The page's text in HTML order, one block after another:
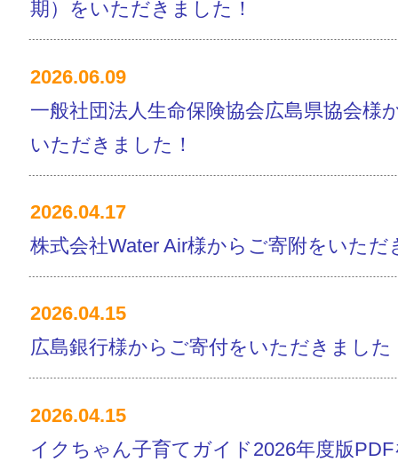
期）をいただきました！
2026.06.09
一般社団法人生命保険協会広島県協会様
いただきました！
2026.04.17
株式会社Water Air様からご寄附をいただ
2026.04.15
広島銀行様からご寄付をいただきました
2026.04.15
イクちゃん子育てガイド2026年度版